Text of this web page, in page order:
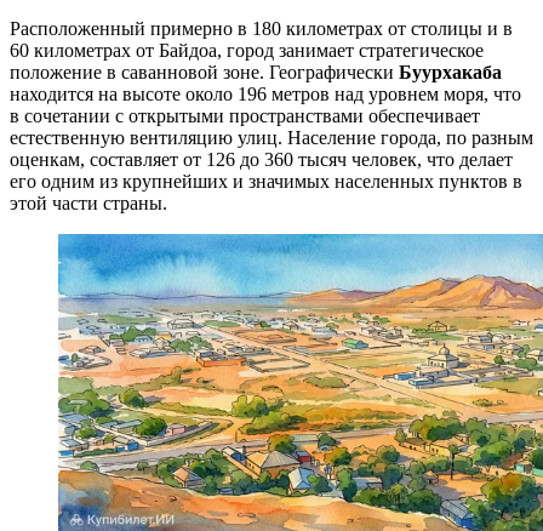
Расположенный примерно в 180 километрах от столицы и в
60 километрах от Байдоа, город занимает стратегическое
положение в саванновой зоне. Географически Буурхакаба
находится на высоте около 196 метров над уровнем моря, что
в сочетании с открытыми пространствами обеспечивает
естественную вентиляцию улиц. Население города, по разным
оценкам, составляет от 126 до 360 тысяч человек, что делает
его одним из крупнейших и значимых населенных пунктов в
этой части страны.